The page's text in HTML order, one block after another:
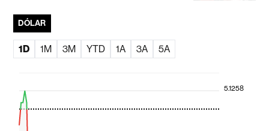
DÓLAR
1D 1M 3M YTD 1A 3A 5A
5.1258